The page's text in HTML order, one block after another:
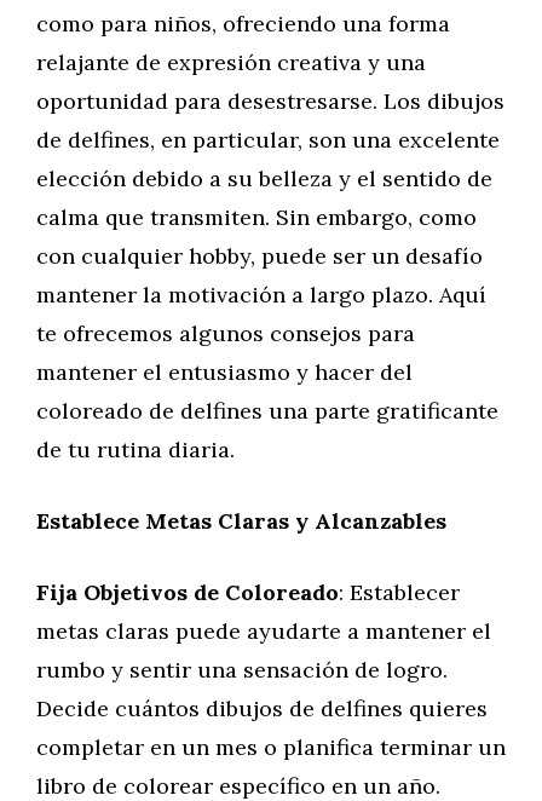
como para niños, ofreciendo una forma
relajante de expresión creativa y una
oportunidad para desestresarse. Los dibujos
de delfines, en particular, son una excelente
elección debido a su belleza y el sentido de
calma que transmiten. Sin embargo, como
con cualquier hobby, puede ser un desafío
mantener la motivación a largo plazo. Aquí
te ofrecemos algunos consejos para
mantener el entusiasmo y hacer del
coloreado de delfines una parte gratificante
de tu rutina diaria.
Establece Metas Claras y Alcanzables
Fija Objetivos de Coloreado: Establecer
metas claras puede ayudarte a mantener el
rumbo y sentir una sensación de logro.
Decide cuántos dibujos de delfines quieres
completar en un mes o planifica terminar un
libro de colorear específico en un año.